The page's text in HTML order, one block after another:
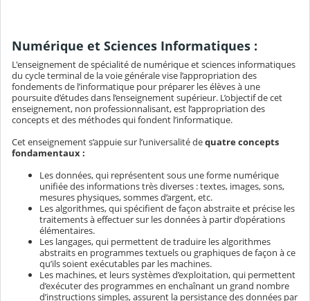
Numérique et Sciences Informatiques :
L'enseignement de spécialité de numérique et sciences informatiques
du cycle terminal de la voie générale vise l’appropriation des
fondements de l’informatique pour préparer les élèves à une
poursuite d’études dans l’enseignement supérieur. L’objectif de cet
enseignement, non professionnalisant, est l’appropriation des
concepts et des méthodes qui fondent l’informatique.
Cet enseignement s’appuie sur l’universalité dequatre concepts
fondamentaux :
Les données, qui représentent sous une forme numérique
unifiée des informations très diverses : textes, images, sons,
mesures physiques, sommes d’argent, etc.
Les algorithmes, qui spécifient de façon abstraite et précise les
traitements à effectuer sur les données à partir d’opérations
élémentaires.
Les langages, qui permettent de traduire les algorithmes
abstraits en programmes textuels ou graphiques de façon à ce
qu’ils soient exécutables par les machines.
Les machines, et leurs systèmes d’exploitation, qui permettent
d’exécuter des programmes en enchaînant un grand nombre
d’instructions simples, assurent la persistance des données par